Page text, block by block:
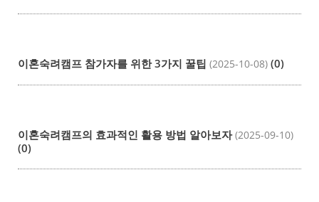
이혼숙려캠프 참가자를 위한 3가지 꿀팁 (2025-10-08) (0)
이혼숙려캠프의 효과적인 활용 방법 알아보자 (2025-09-10)
(0)